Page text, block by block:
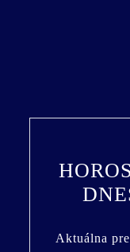
Aktuálna